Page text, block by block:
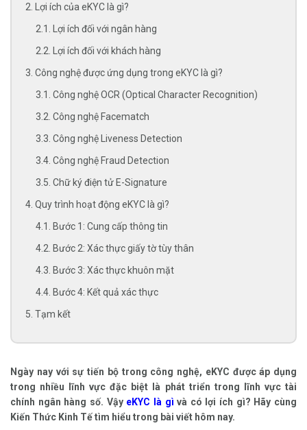
2. Lợi ích của eKYC là gì?
2.1. Lợi ích đối với ngân hàng
2.2. Lợi ích đối với khách hàng
3. Công nghệ được ứng dụng trong eKYC là gì?
3.1. Công nghệ OCR (Optical Character Recognition)
3.2. Công nghệ Facematch
3.3. Công nghệ Liveness Detection
3.4. Công nghệ Fraud Detection
3.5. Chữ ký điện tử E-Signature
4. Quy trình hoạt động eKYC là gì?
4.1. Bước 1: Cung cấp thông tin
4.2. Bước 2: Xác thực giấy tờ tùy thân
4.3. Bước 3: Xác thực khuôn mặt
4.4. Bước 4: Kết quả xác thực
5. Tạm kết
Ngày nay với sự tiến bộ trong công nghệ, eKYC được áp dụng
trong nhiều lĩnh vực đặc biệt là phát triển trong lĩnh vực tài
chính ngân hàng số. Vậy eKYC là gì và có lợi ích gì? Hãy cùng
Kiến Thức Kinh Tế tìm hiểu trong bài viết hôm nay.